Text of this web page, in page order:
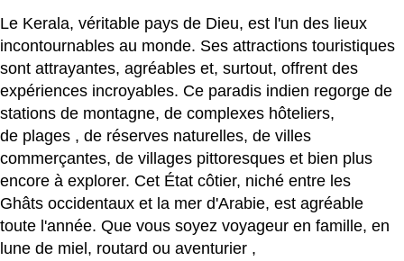
Le Kerala, véritable pays de Dieu, est l'un des lieux
incontournables au monde. Ses attractions touristiques
sont attrayantes, agréables et, surtout, offrent des
expériences incroyables. Ce paradis indien regorge de
stations de montagne, de complexes hôteliers,
de plages , de réserves naturelles, de villes
commerçantes, de villages pittoresques et bien plus
encore à explorer. Cet État côtier, niché entre les
Ghâts occidentaux et la mer d'Arabie, est agréable
toute l'année. Que vous soyez voyageur en famille, en
lune de miel, routard ou aventurier ,